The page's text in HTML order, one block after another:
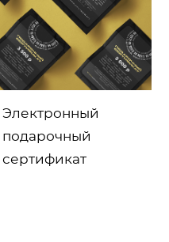
Электронный
подарочный
сертификат